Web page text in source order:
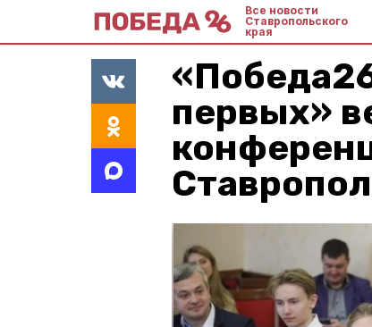
Все новости
Ставропольского
края
первых»